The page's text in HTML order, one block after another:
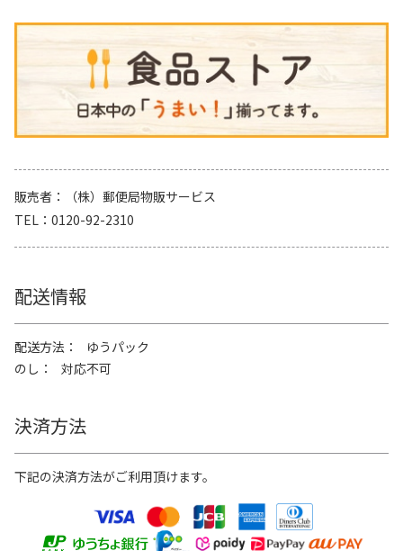
販売者
（株）郵便局物販サービス
TEL
0120-92-2310
配送情報
配送方法
ゆうパック
のし
対応不可
決済方法
下記の決済方法がご利用頂けます。